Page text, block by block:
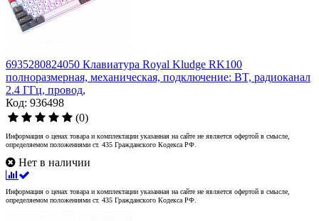
6935280824050 Клавиатура Royal Kludge RK100
полноразмерная, механическая, подключение: BT, радиоканал
2.4 ГГц, провод,
Код: 936498
(0)
Информация о ценах товара и комплектации указанная на сайте не является офертой в смысле,
определяемом положениями ст. 435 Гражданского Кодекса РФ.
Нет в наличии
Информация о ценах товара и комплектации указанная на сайте не является офертой в смысле,
определяемом положениями ст. 435 Гражданского Кодекса РФ.